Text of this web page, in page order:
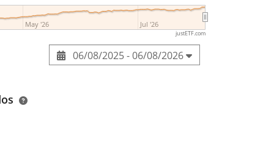
May '26 Jul '26
justETF.com
06/08/2025 - 06/08/2026